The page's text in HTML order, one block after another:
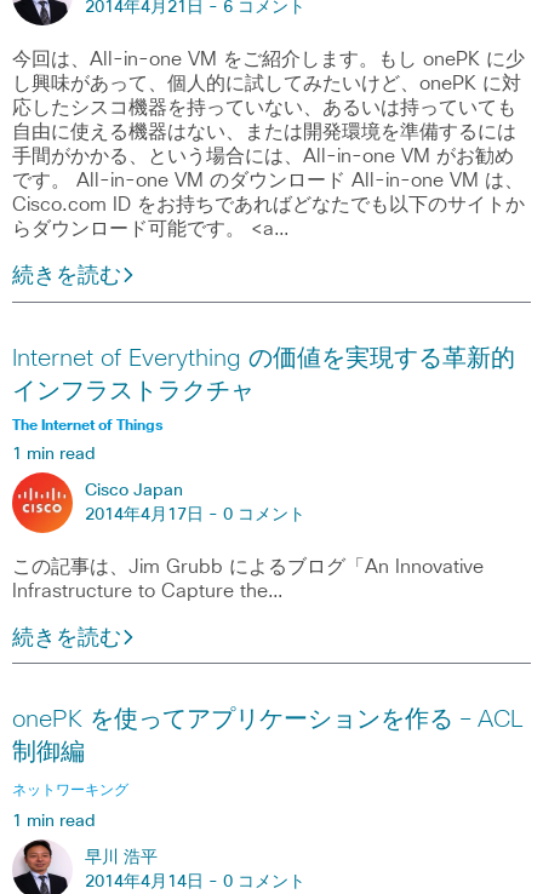
2014年4月21日 - 6 コメント
今回は、All-in-one VM をご紹介します。もし onePK に少
し興味があって、個人的に試してみたいけど、onePK に対
応したシスコ機器を持っていない、あるいは持っていても
自由に使える機器はない、または開発環境を準備するには
手間がかかる、という場合には、All-in-one VM がお勧め
です。 All-in-one VM のダウンロード All-in-one VM は、
Cisco.com ID をお持ちであればどなたでも以下のサイトか
らダウンロード可能です。 <a…
続きを読む
Internet of Everything の価値を実現する革新的
インフラストラクチャ
The Internet of Things
1 min read
Cisco Japan
2014年4月17日 - 0 コメント
この記事は、Jim Grubb によるブログ「An Innovative
Infrastructure to Capture the…
続きを読む
onePK を使ってアプリケーションを作る – ACL
制御編
ネットワーキング
1 min read
早川 浩平
2014年4月14日 - 0 コメント